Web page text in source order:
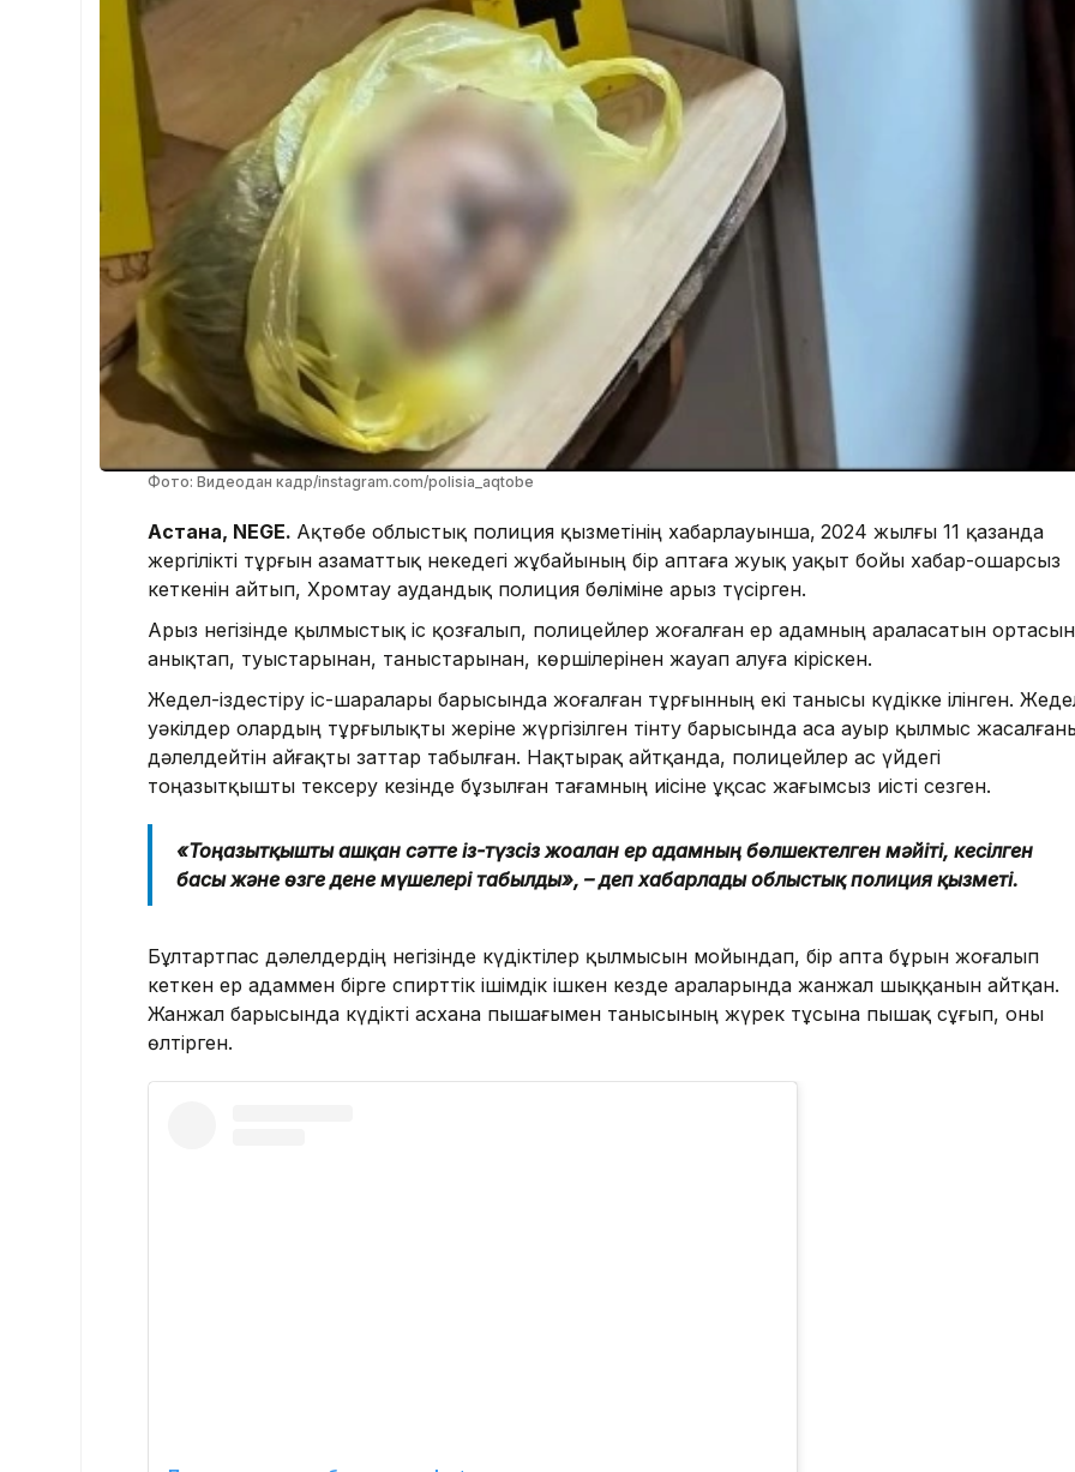
Фото: Видеодан кадр/instagram.com/polisia_aqtobe
Астана, NEGE. Ақтөбе облыстық полиция қызметінің хабарлауынша, 2024 жылғы 11 қазанда
жергілікті тұрғын азаматтық некедегі жұбайының бір аптаға жуық уақыт бойы хабар-ошарсыз
кеткенін айтып, Хромтау аудандық полиция бөліміне арыз түсірген.
Арыз негізінде қылмыстық іс қозғалып, полицейлер жоғалған ер адамның араласатын ортасын
анықтап, туыстарынан, таныстарынан, көршілерінен жауап алуға кіріскен.
Жедел-іздестіру іс-шаралары барысында жоғалған тұрғынның екі танысы күдікке ілінген.
уәкілдер олардың тұрғылықты жеріне жүргізілген тінту барысында аса ауыр қылмыс
дәлелдейтін айғақты заттар табылған. Нақтырақ айтқанда, полицейлер ас үйдегі
тоңазытқышты тексеру кезінде бұзылған тағамның иісіне ұқсас жағымсыз иісті сезген.
«Тоңазытқышты ашқан сәтте із-түзсіз жоғалған ер адамның бөлшектелген мәйіті, кесілген
басы және өзге дене мүшелері табылды», – деп хабарлады облыстық полиция қызметі.
Бұлтартпас дәлелдердің негізінде күдіктілер қылмысын мойындап, бір апта бұрын жоғалып
кеткен ер адаммен бірге спирттік ішімдік ішкен кезде араларында жанжал шыққанын айтқан.
Жанжал барысында күдікті асхана пышағымен танысының жүрек тұсына пышақ сұғып, оны
өлтірген.